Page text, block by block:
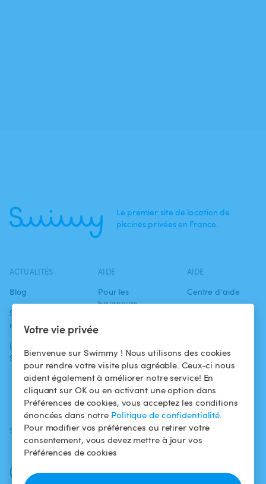
Votre vie privée
Bienvenue sur Swimmy ! Nous utilisons des cookies
pour rendre votre visite plus agréable. Ceux-ci nous
aident également à améliorer notre service! En
cliquant sur OK ou en activant une option dans
Préférences de cookies, vous acceptez les conditions
énoncées dans notre Politique de confidentialité.
Pour modifier vos préférences ou retirer votre
consentement, vous devez mettre à jour vos
Préférences de cookies
Le premier site de location de
piscines privées en France.
ACTUALITÉS
Blog
Swimmy dans les
médias
L'aventure
Swimmy
AIDE
Pour les
baigneurs
Louer ma piscine
Comment ça
marche ?
AIDE
Centre d'aide
confidentialité
Mentions légales
SUIVEZ-NOUS
Facebook
Instagram
TÉLÉCHARGEZ L'APP